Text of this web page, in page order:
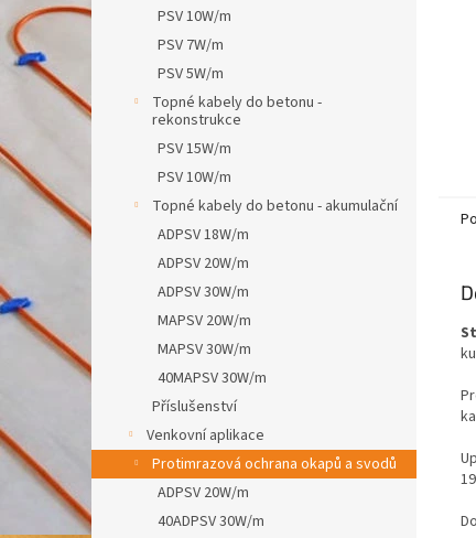
PSV 10W/m
PSV 7W/m
PSV 5W/m
Topné kabely do betonu -
rekonstrukce
PSV 15W/m
PSV 10W/m
Topné kabely do betonu - akumulační
ADPSV 18W/m
ADPSV 20W/m
ADPSV 30W/m
MAPSV 20W/m
MAPSV 30W/m
40MAPSV 30W/m
Příslušenství
Venkovní aplikace
Protimrazová ochrana okapů a svodů
ADPSV 20W/m
40ADPSV 30W/m